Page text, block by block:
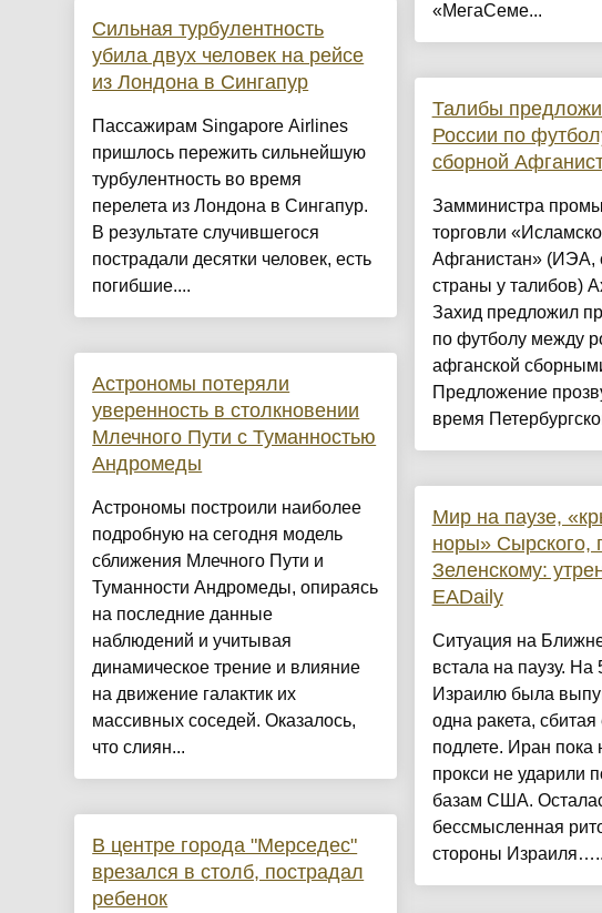
Сильная турбулентность
убила двух человек на рейсе
из Лондона в Сингапур
Пассажирам Singapore Airlines
пришлось пережить сильнейшую
турбулентность во время
перелета из Лондона в Сингапур.
В результате случившегося
пострадали десятки человек, есть
погибшие....
Астрономы потеряли
уверенность в столкновении
Млечного Пути с Туманностью
Андромеды
Астрономы построили наиболее
подробную на сегодня модель
сближения Млечного Пути и
Туманности Андромеды, опираясь
на последние данные
наблюдений и учитывая
динамическое трение и влияние
на движение галактик их
массивных соседей. Оказалось,
что слиян...
В центре города "Мерседес"
врезался в столб, пострадал
ребенок
«МегаСеме...
Талибы
России по
сборной
Замминистра
торговли
Афганистан» (ИЭА,
страны у талибов)
Захид предложил
по футболу между
афганской
Предложение
время
Мир на паузе,
норы» Сырского,
Зеленскому:
EADaily
Ситуация на
встала на паузу. На
Израилю была
одна ракета,
подлете. Иран пока
прокси не ударили
базам США.
бессмысленная
стороны